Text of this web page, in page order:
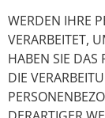
WERDEN IHRE
VERARBEITET,
HABEN SIE DAS
DIE